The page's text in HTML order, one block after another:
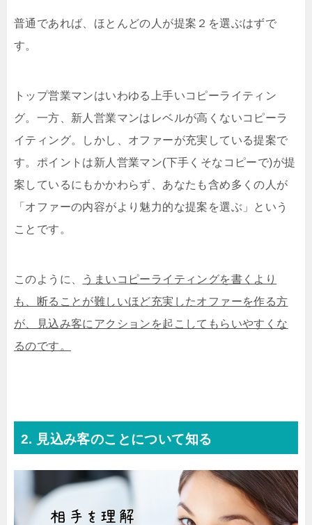
普通であれば、ほとんどの人が提案２を選ぶはずで
す。
トップ営業マンはいわゆる上手いコピーライティン
グ。一方、新人営業マンはレベルが高くないコピーラ
イティング。しかし、オファーが充実している提案で
す。ポイントは新人営業マン(下手くそなコピーで)が提
案しているにもかかわらず、あなたも含め多くの人が
「オファーの内容がより魅力的な提案を選ぶ」という
ことです。
このように、
うまいコピーライティングを書くより
も、断ることが難しいほど充実したオファーを作る方
が、見込み客にアクションを起こしてもらいやすくな
るのです。
2. 見込み客のことについて知る